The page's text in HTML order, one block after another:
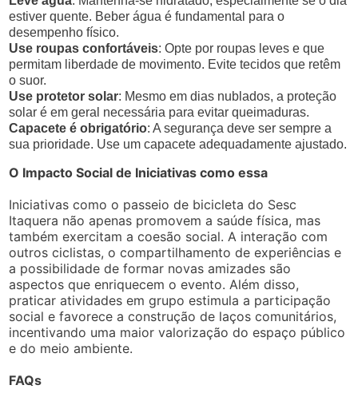
estiver quente. Beber água é fundamental para o
desempenho físico.
Use roupas confortáveis: Opte por roupas leves e que
permitam liberdade de movimento. Evite tecidos que retêm
o suor.
Use protetor solar: Mesmo em dias nublados, a proteção
solar é em geral necessária para evitar queimaduras.
Capacete é obrigatório: A segurança deve ser sempre a
sua prioridade. Use um capacete adequadamente ajustado.
O Impacto Social de Iniciativas como essa
Iniciativas como o passeio de bicicleta do Sesc
Itaquera não apenas promovem a saúde física, mas
também exercitam a coesão social. A interação com
outros ciclistas, o compartilhamento de experiências e
a possibilidade de formar novas amizades são
aspectos que enriquecem o evento. Além disso,
praticar atividades em grupo estimula a participação
social e favorece a construção de laços comunitários,
incentivando uma maior valorização do espaço público
e do meio ambiente.
FAQs